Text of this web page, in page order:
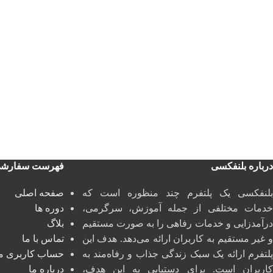
درباره بلنفکسی
بلنفکسی یک پلتفرم چند منظوره است که
خدمات مختلفی از جمله آموزش، سرگرمی،
درآمدزایی و خدمات رفاهی را به صورت مستقیم
و غیر مستقیم به کاربران ارائه می‌دهد. هدف این
پلتفرم ارائه یک سبک زندگی جذاب و رفاه‌مند به
کاربران است. برای دستیابی به این هدف،
فهرست
صفحه اصلی
دوره ها
بلاگ
تماس با ما
حساب کاربری
درباره ما